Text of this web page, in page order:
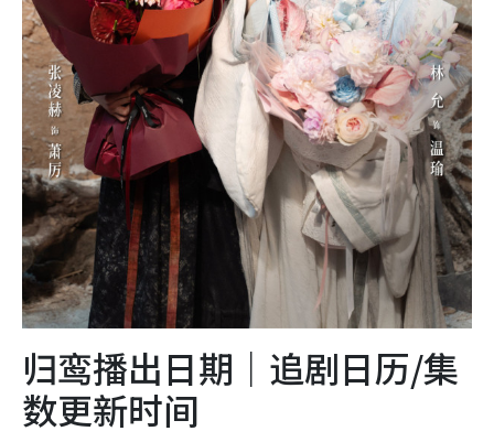
归鸾播出日期｜追剧日历/集
数更新时间